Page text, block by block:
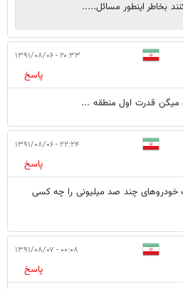
بخاطر اينطور مسائل.....
۲۰:۳۳ - ۱۳۹۱/۰۸/۰۶
پاسخ
۲۲:۲۴ - ۱۳۹۱/۰۸/۰۶
پاسخ
خودروهای چند صد میلیونی را چه کسی
۰۰:۰۸ - ۱۳۹۱/۰۸/۰۷
پاسخ